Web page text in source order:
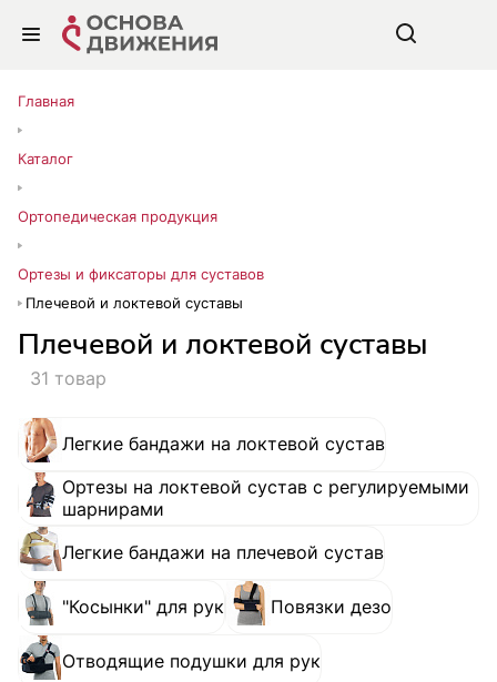
Главная
Каталог
Ортопедическая продукция
Ортезы и фиксаторы для суставов
Плечевой и локтевой суставы
Плечевой и локтевой суставы
31 товар
Легкие бандажи на локтевой сустав
Ортезы на локтевой сустав с регулируемыми
шарнирами
Легкие бандажи на плечевой сустав
"Косынки" для рук Повязки дезо
Отводящие подушки для рук